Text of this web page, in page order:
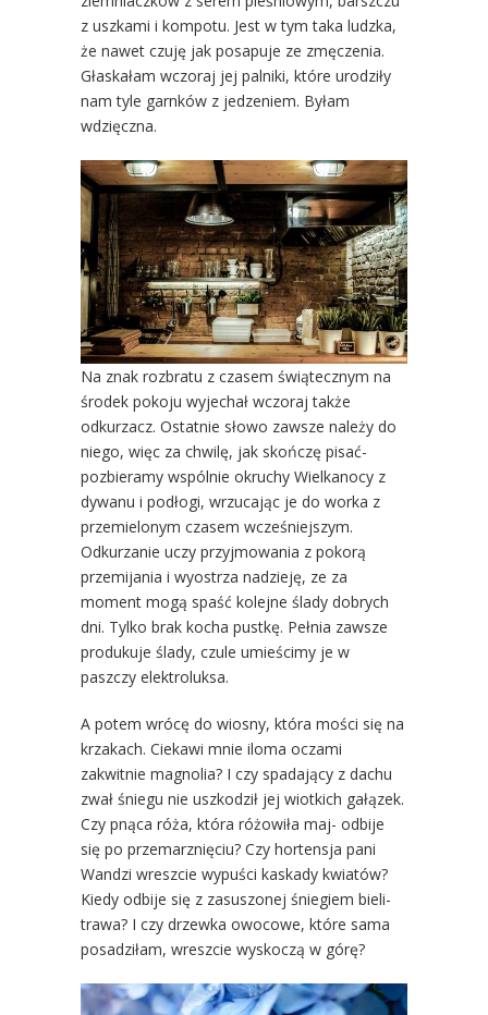
z uszkami i kompotu. Jest w tym taka ludzka,
że nawet czuję jak posapuje ze zmęczenia.
Głaskałam wczoraj jej palniki, które urodziły
nam tyle garnków z jedzeniem. Byłam
wdzięczna.
Na znak rozbratu z czasem świątecznym na
środek pokoju wyjechał wczoraj także
odkurzacz. Ostatnie słowo zawsze należy do
niego, więc za chwilę, jak skończę pisać-
pozbieramy wspólnie okruchy Wielkanocy z
dywanu i podłogi, wrzucając je do worka z
przemielonym czasem wcześniejszym.
Odkurzanie uczy przyjmowania z pokorą
przemijania i wyostrza nadzieję, ze za
moment mogą spaść kolejne ślady dobrych
dni. Tylko brak kocha pustkę. Pełnia zawsze
produkuje ślady, czule umieścimy je w
paszczy elektroluksa.
A potem wrócę do wiosny, która mości się na
krzakach. Ciekawi mnie iloma oczami
zakwitnie magnolia? I czy spadający z dachu
zwał śniegu nie uszkodził jej wiotkich gałązek.
Czy pnąca róża, która różowiła maj- odbije
się po przemarznięciu? Czy hortensja pani
Wandzi wreszcie wypuści kaskady kwiatów?
Kiedy odbije się z zasuszonej śniegiem bieli-
trawa? I czy drzewka owocowe, które sama
posadziłam, wreszcie wyskoczą w górę?